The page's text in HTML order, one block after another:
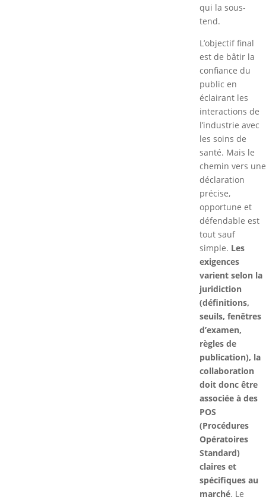
qui la sous-
tend.
L’objectif final
est de bâtir la
confiance du
public en
éclairant les
interactions de
l’industrie avec
les soins de
santé. Mais le
chemin vers une
déclaration
précise,
opportune et
défendable est
tout sauf
simple. Les
exigences
varient selon la
juridiction
(définitions,
seuils, fenêtres
d’examen,
règles de
publication), la
collaboration
doit donc être
associée à des
POS
(Procédures
Opératoires
Standard)
claires et
spécifiques au
marché. Le